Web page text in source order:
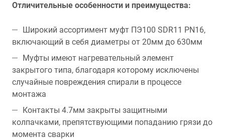
Отличительные особенности и преимущества:
Широкий ассортимент муфт ПЭ100 SDR11 PN16,
включающий в себя диаметры от 20мм до 630мм
Муфты имеют нагревательный элемент
закрытого типа, благодаря которому исключены
случайные повреждения спирали в процессе
монтажа
Контакты 4.7мм закрыты защитными
колпачками, препятствующими попаданию грязи до
момента сварки